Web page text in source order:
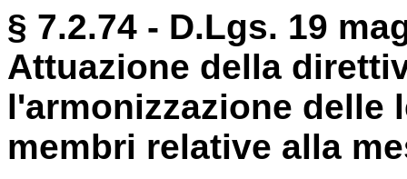
§ 7.2.74 - D.Lgs. 19
Attuazione della
l'armonizzazione delle
membri relative alla